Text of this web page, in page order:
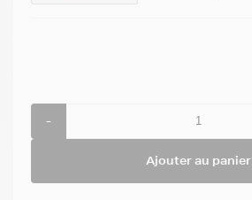
-
Ajouter au panier